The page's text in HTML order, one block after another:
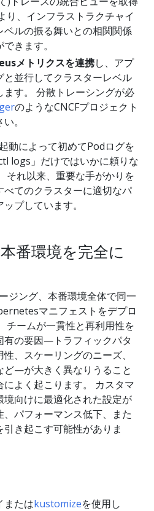
り、インフラストラクチャイ
ベルの振る舞いとの相関関係
きます。
メトリクスを連携し、アプ
と並行してクラスターレベル
ます。 分散トレーシングが必
のようなCNCFプロジェクト
。
動によって初めてPodログを
logs」だけではいかに頼りな
それ以来、重要な手がかりを
べてのクラスターに適切なパ
プしています。
番環境を完全に
ジング、本番環境全体で同一
マニフェストをデプロ
チームが一貫性と再利用性を
有の要因—トラフィックパタ
、スケーリングのニーズ、
ど—が大きく異なりうること
によく起こります。 カスタマ
境向けに最適化された設定が
パフォーマンス低下、また
き起こす可能性がありま
またはkustomizeを使用し